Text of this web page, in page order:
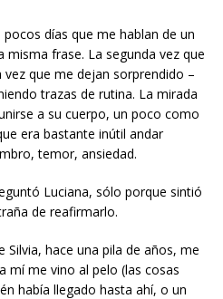
días que me hablan de un
misma frase. La segunda vez que
que me dejan sorprendido –
trazas de rutina. La mirada
a su cuerpo, un poco como
era bastante inútil andar
temor, ansiedad.
Luciana, sólo porque sintió
de reafirmarlo.
Silvia, hace una pila de años, me
mí me vino al pelo (las cosas
había llegado hasta ahí, o un